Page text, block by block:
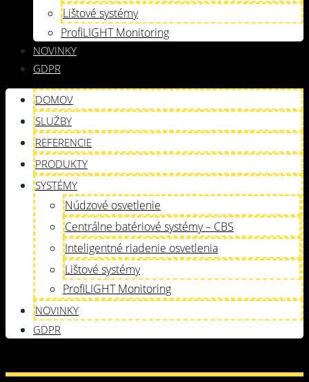
Lištové systémy
ProfiLIGHT Monitoring
NOVINKY
GDPR
DOMOV
SLUŽBY
REFERENCIE
PRODUKTY
SYSTÉMY
Núdzové osvetlenie
Centrálne batériové systémy – CBS
Inteligentné riadenie osvetlenia
Lištové systémy
ProfiLIGHT Monitoring
NOVINKY
GDPR